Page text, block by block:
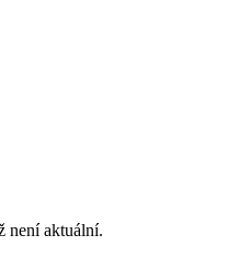
není aktuální.